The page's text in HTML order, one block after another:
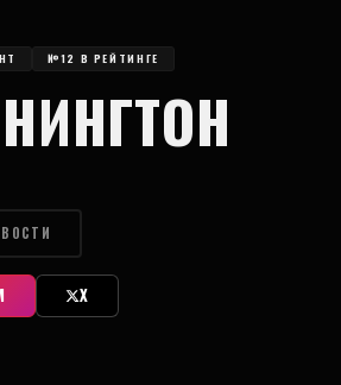
№12 В РЕЙТИНГЕ
X